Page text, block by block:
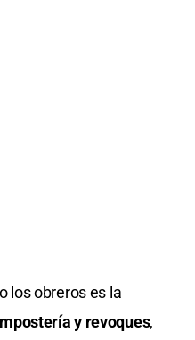
los obreros es la
y revoques,